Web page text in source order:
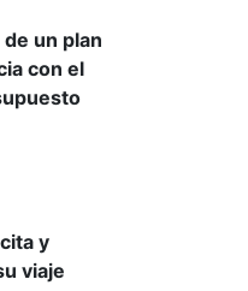
tiene una base
familiares de
un plan
con el
y
viaje